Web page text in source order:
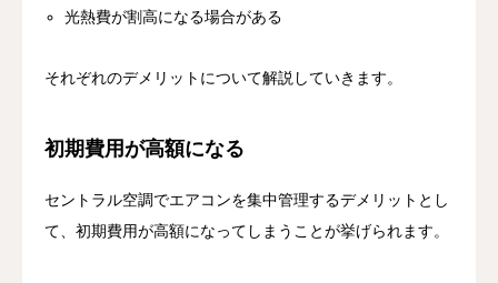
光熱費が割高になる場合がある
それぞれのデメリットについて解説していきます。
初期費用が高額になる
セントラル空調でエアコンを集中管理するデメリットとし
て、初期費用が高額になってしまうことが挙げられます。